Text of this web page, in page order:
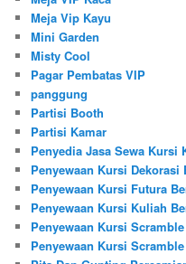
Meja Vip Kayu
Mini Garden
Misty Cool
Pagar Pembatas VIP
panggung
Partisi Booth
Partisi Kamar
Penyedia Jasa Sewa Kursi
Penyewaan Kursi
Penyewaan Kursi Futura
Penyewaan Kursi Kuliah
Penyewaan Kursi Scramble
Penyewaan Kursi